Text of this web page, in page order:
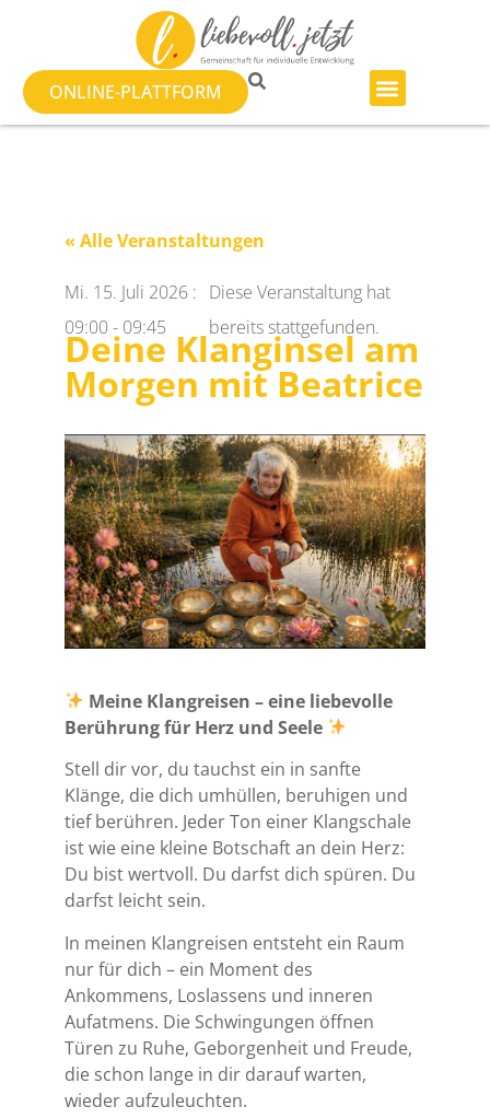
ONLINE-PLATTFORM
« Alle Veranstaltungen
Mi. 15. Juli 2026 :
09:00- 09:45
Diese Veranstaltung hat
bereits stattgefunden.
Deine Klanginsel am
Morgen mit Beatrice
Meine Klangreisen – eine liebevolle
Berührung für Herz und Seele
Stell dir vor, du tauchst ein in sanfte
Klänge, die dich umhüllen, beruhigen und
tief berühren. Jeder Ton einer Klangschale
ist wie eine kleine Botschaft an dein Herz:
Du bist wertvoll. Du darfst dich spüren. Du
darfst leicht sein.
In meinen Klangreisen entsteht ein Raum
nur für dich – ein Moment des
Ankommens, Loslassens und inneren
Aufatmens. Die Schwingungen öffnen
Türen zu Ruhe, Geborgenheit und Freude,
die schon lange in dir darauf warten,
wieder aufzuleuchten.